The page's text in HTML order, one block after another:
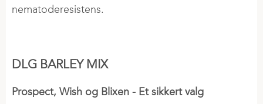
nematoderesistens.
DLG BARLEY MIX
Prospect, Wish og Blixen - Et sikkert valg